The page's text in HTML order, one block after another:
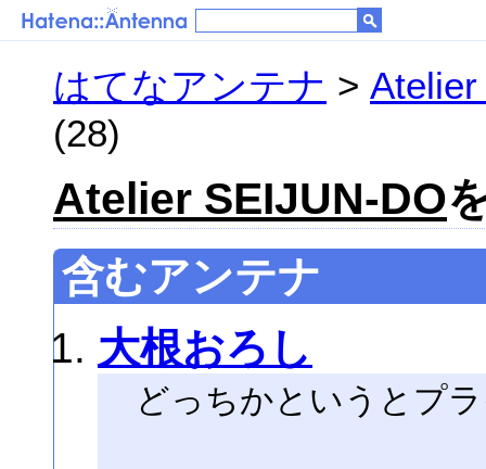
はてなアンテナ >
(28)
Atelier SEIJUN-DO
含むアンテナ
大根おろし
どっちかというとプ